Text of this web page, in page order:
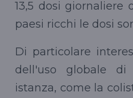
13,5 dosi giornaliere
paesi ricchi le dosi
Di particolare
dell'uso globale
istanza, come la